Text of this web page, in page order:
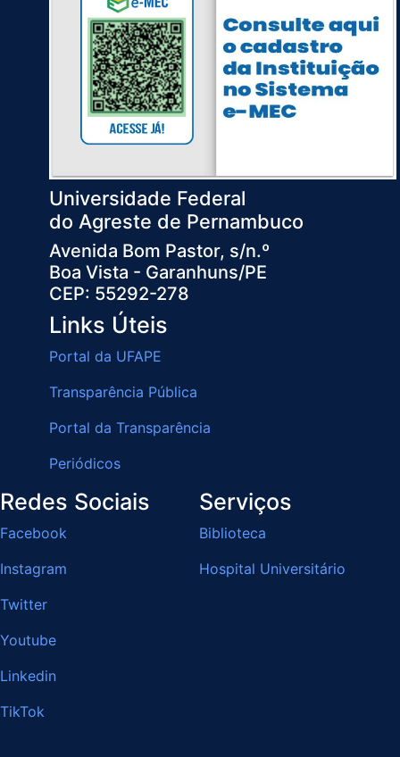
Universidade Federal
do Agreste de Pernambuco
Avenida Bom Pastor, s/n.º
Boa Vista - Garanhuns/PE
CEP: 55292-278
Links Úteis
Portal da UFAPE
Transparência Pública
Portal da Transparência
Periódicos
Redes Sociais
Facebook
Instagram
Twitter
Youtube
Linkedin
TikTok
Serviços
Biblioteca
Hospital Universitário